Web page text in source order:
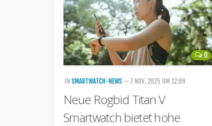
0
IN SMARTWATCH-NEWS — 7 NOV. 2025 UM 12:09
Neue Rogbid Titan V
Smartwatch bietet hohe